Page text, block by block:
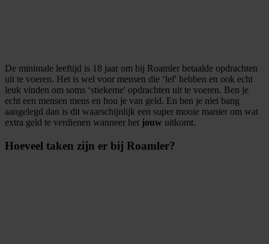
De minimale leeftijd is 18 jaar om bij Roamler betaalde opdrachten
uit te voeren. Het is wel voor mensen die ‘lef' hebben en ook echt
leuk vinden om soms ‘stiekeme' opdrachten uit te voeren. Ben je
echt een mensen mens en hou je van geld. En ben je niet bang
aangelegd dan is dit waarschijnlijk een super mooie manier om wat
extra geld te verdienen wanneer het jouw uitkomt.
Hoeveel taken zijn er bij Roamler?